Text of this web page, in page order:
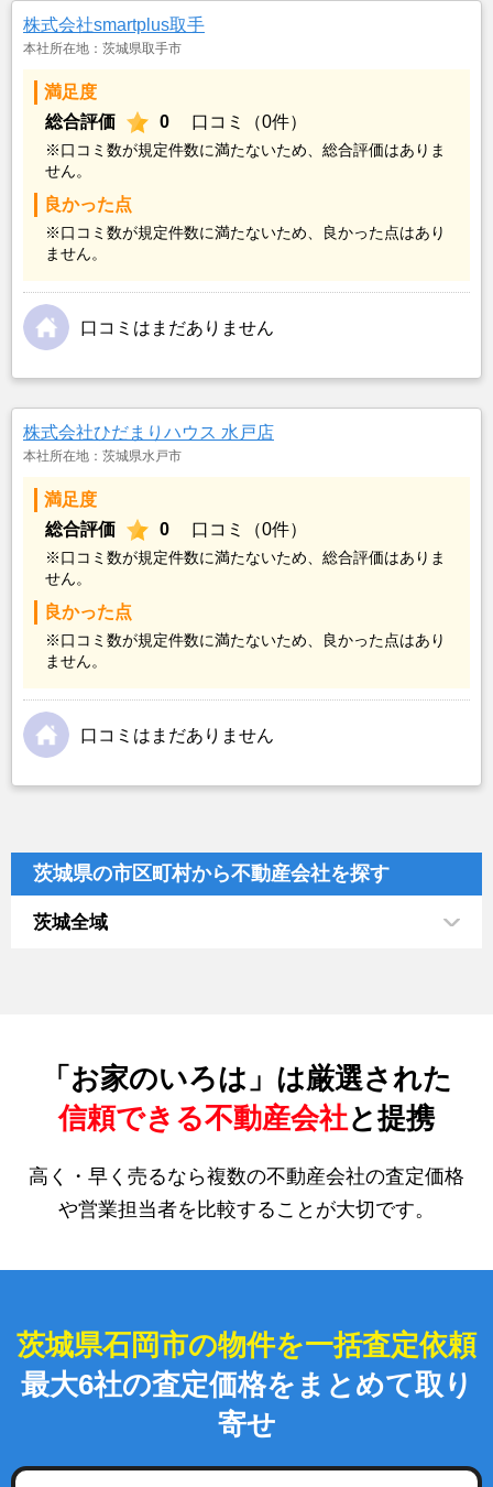
株式会社smartplus取手
本社所在地：茨城県取手市
満足度
総合評価
0 口コミ（0件）
※口コミ数が規定件数に満たないため、総合評価はありま
せん。
良かった点
※口コミ数が規定件数に満たないため、良かった点はあり
ません。
口コミはまだありません
株式会社ひだまりハウス 水戸店
本社所在地：茨城県水戸市
満足度
総合評価
0 口コミ（0件）
※口コミ数が規定件数に満たないため、総合評価はありま
せん。
良かった点
※口コミ数が規定件数に満たないため、良かった点はあり
ません。
口コミはまだありません
茨城県の市区町村から不動産会社を探す
茨城全域
「お家のいろは」は厳選された
信頼できる不動産会社と提携
高く・早く売るなら複数の不動産会社の査定価格
や営業担当者を比較することが大切です。
茨城県石岡市の物件を一括査定依頼
最大6社の査定価格をまとめて取り
寄せ